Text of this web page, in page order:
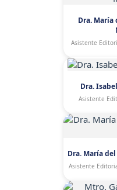
Dra. María
Asistente
Dra.
Asistente
Dra. María
Asistente